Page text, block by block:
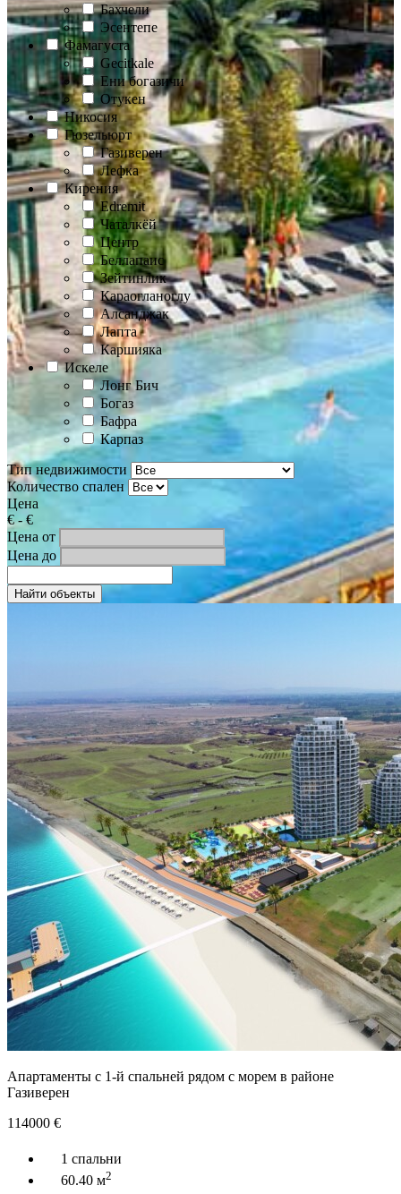
Бахчели
Эсентепе
Фамагуста
Gecitkale
Ени богазичи
Отукен
Никосия
Гюзельюрт
Газиверен
Лефка
Кирения
Edremit
Чаталкёй
Центр
Беллапаис
Зейтинлик
Караогланоглу
Алсанджак
Лапта
Каршияка
Искеле
Лонг Бич
Богаз
Бафра
Карпаз
Тип недвижимости
Количество спален
Цена
€-€
Цена от
Цена до
Найти объекты
Апартаменты с 1-й спальней рядом с морем в районе
Газиверен
114000 €
1 спальни
60.40 м2